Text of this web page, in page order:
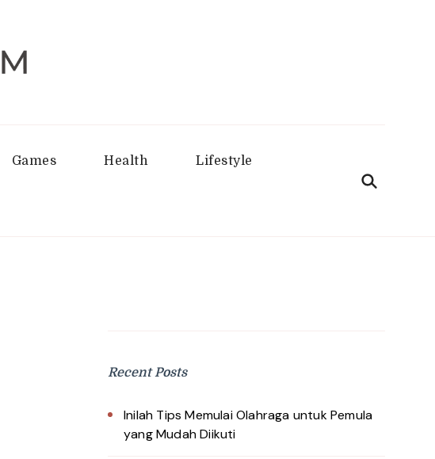
Games Health Lifestyle
Recent Posts
Inilah Tips Memulai Olahraga untuk Pemula
yang Mudah Diikuti